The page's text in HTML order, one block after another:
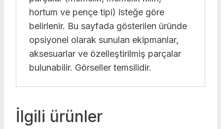
hortum ve pençe tipi) isteğe göre
belirlenir. Bu sayfada gösterilen üründe
opsiyonel olarak sunulan ekipmanlar,
aksesuarlar ve özelleştirilmiş parçalar
bulunabilir. Görseller temsilidir.
İlgili ürünler